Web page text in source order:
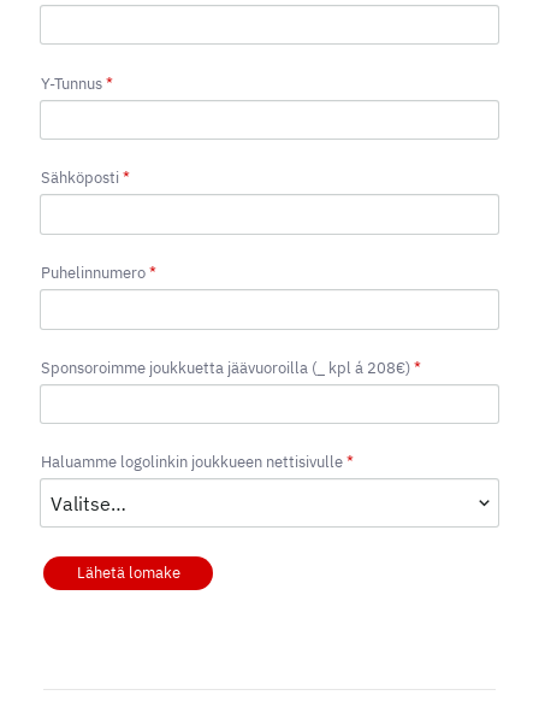
Y-Tunnus*
Sähköposti *
Puhelinnumero*
Sponsoroimme joukkuetta jäävuoroilla (_ kpl á 208€)*
Haluamme logolinkin joukkueen nettisivulle*
Lähetä lomake